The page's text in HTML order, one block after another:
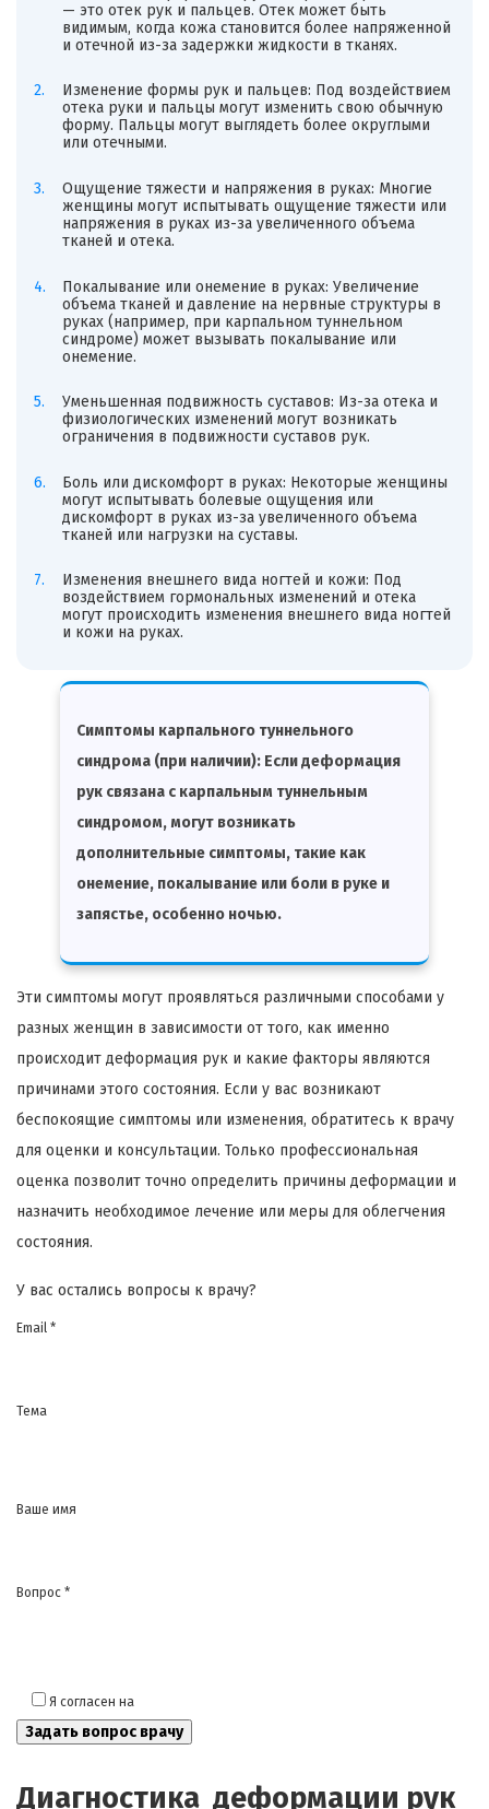
— это отек рук и пальцев. Отек может быть
видимым, когда кожа становится более напряженной
и отечной из-за задержки жидкости в тканях.
Изменение формы рук и пальцев: Под воздействием
отека руки и пальцы могут изменить свою обычную
форму. Пальцы могут выглядеть более округлыми
или отечными.
Ощущение тяжести и напряжения в руках: Многие
женщины могут испытывать ощущение тяжести или
напряжения в руках из-за увеличенного объема
тканей и отека.
Покалывание или онемение в руках: Увеличение
объема тканей и давление на нервные структуры в
руках (например, при карпальном туннельном
синдроме) может вызывать покалывание или
онемение.
Уменьшенная подвижность суставов: Из-за отека и
физиологических изменений могут возникать
ограничения в подвижности суставов рук.
Боль или дискомфорт в руках: Некоторые женщины
могут испытывать болевые ощущения или
дискомфорт в руках из-за увеличенного объема
тканей или нагрузки на суставы.
Изменения внешнего вида ногтей и кожи: Под
воздействием гормональных изменений и отека
могут происходить изменения внешнего вида ногтей
и кожи на руках.
Симптомы карпального туннельного
синдрома (при наличии): Если деформация
рук связана с карпальным туннельным
синдромом, могут возникать
дополнительные симптомы, такие как
онемение, покалывание или боли в руке и
запястье, особенно ночью.
Эти симптомы могут проявляться различными способами у
разных женщин в зависимости от того, как именно
происходит деформация рук и какие факторы являются
причинами этого состояния. Если у вас возникают
беспокоящие симптомы или изменения, обратитесь к врачу
для оценки и консультации. Только профессиональная
оценка позволит точно определить причины деформации и
назначить необходимое лечение или меры для облегчения
состояния.
У вас остались вопросы к врачу?
Email *
Тема
Ваше имя
Вопрос *
Я согласен на
Диагностика деформации рук